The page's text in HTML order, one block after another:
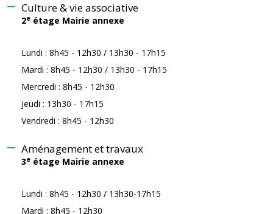
Culture & vie associative
2e étage Mairie annexe
Lundi : 8h45 - 12h30 / 13h30 - 17h15
Mardi : 8h45 - 12h30 / 13h30 - 17h15
Mercredi : 8h45 - 12h30
Jeudi : 13h30 - 17h15
Vendredi : 8h45 - 12h30
Aménagement et travaux
3e étage Mairie annexe
Lundi : 8h45 - 12h30 / 13h30-17h15
Mardi : 8h45 - 12h30